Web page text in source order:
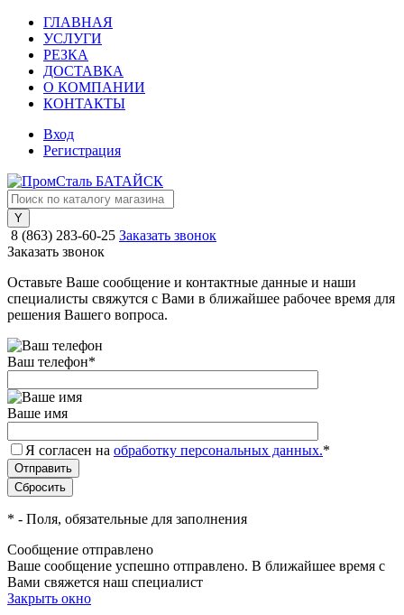
ГЛАВНАЯ
УСЛУГИ
РЕЗКА
ДОСТАВКА
О КОМПАНИИ
КОНТАКТЫ
Вход
Регистрация
8 (863) 283-60-25 Заказать звонок
Заказать звонок
Оставьте Ваше сообщение и контактные данные и наши
специалисты свяжутся с Вами в ближайшее рабочее время для
решения Вашего вопроса.
Ваш телефон*
Ваше имя
Я согласен на обработку персональных данных.*
* - Поля, обязательные для заполнения
Сообщение отправлено
Ваше сообщение успешно отправлено. В ближайшее время с
Вами свяжется наш специалист
Закрыть окно